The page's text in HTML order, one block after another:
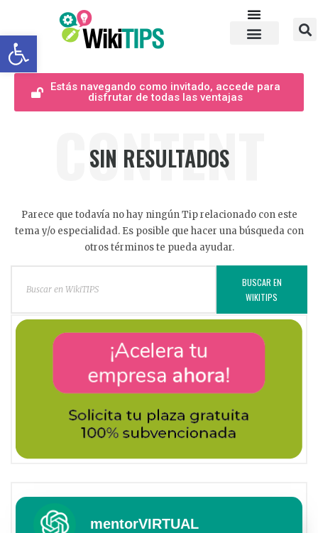
Abrir barra de herramientas
Estás navegando como invitado, accede para
disfrutar de todas las ventajas
CONTENT
SIN RESULTADOS
Parece que todavía no hay ningún Tip relacionado con este
tema y/o especialidad. Es posible que hacer una búsqueda con
otros términos te pueda ayudar.
BUSCAR EN
WIKITIPS
mentorVIRTUAL